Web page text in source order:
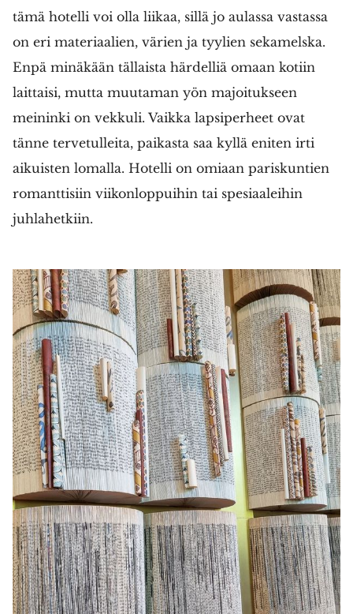
tämä hotelli voi olla liikaa, sillä jo aulassa vastassa
on eri materiaalien, värien ja tyylien sekamelska.
Enpä minäkään tällaista härdelliä omaan kotiin
laittaisi, mutta muutaman yön majoitukseen
meininki on vekkuli. Vaikka lapsiperheet ovat
tänne tervetulleita, paikasta saa kyllä eniten irti
aikuisten lomalla. Hotelli on omiaan pariskuntien
romanttisiin viikonloppuihin tai spesiaaleihin
juhlahetkiin.